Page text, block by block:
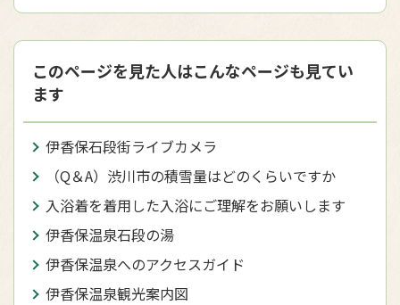
このページを見た人はこんなページも見てい
ます
伊香保石段街ライブカメラ
（Q＆A）渋川市の積雪量はどのくらいですか
入浴着を着用した入浴にご理解をお願いします
伊香保温泉石段の湯
伊香保温泉へのアクセスガイド
伊香保温泉観光案内図